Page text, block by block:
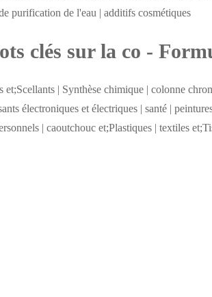
purification de l'eau | additifs cosmétiques
clés sur la co -
et;Scellants | Synthèse chimique | colonne
électroniques et électriques | santé |
| caoutchouc et;Plastiques | textiles